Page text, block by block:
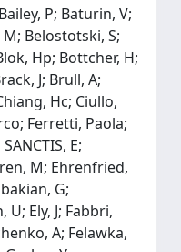
P; Baturin, V;
Belostotski, S;
Hp; Bottcher, H;
J; Brull, A;
Hc; Ciullo,
Ferretti, Paola;
E;
M; Ehrenfried,
G;
Ely, J; Fabbri,
A; Felawka,